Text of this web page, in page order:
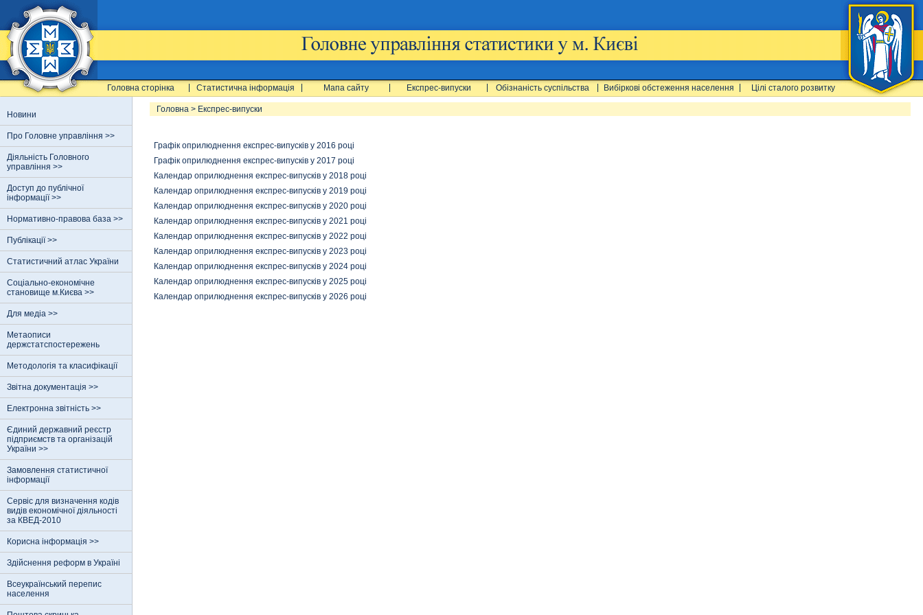
Головна сторінка Статистична інформація Мапа сайту Експрес-випуски Обізнаність суспільства Вибіркові обстеження населення Цілі сталого розвитку
Новини
Про Головне управління >>
Діяльність Головного
управління >>
Доступ до публічної
інформації >>
Нормативно-правова база >>
Публікації >>
Статистичний атлас України
Соціально-економічне
становище м.Києва >>
Для медіа >>
Метаописи
держстатспостережень
Методологія та класифікації
Звітна документація >>
Електронна звітність >>
Єдиний державний реєстр
пiдприємств та органiзацiй
України >>
Замовлення статистичної
інформації
Сервіс для визначення кодів
видів економічної діяльності
за КВЕД-2010
Корисна інформація >>
Здійснення реформ в Україні
Всеукраїнський перепис
населення
Головна > Експрес-випуски
Графік оприлюднення експрес-випусків у 2016 році
Графік оприлюднення експрес-випусків у 2017 році
Календар оприлюднення експрес-випусків у 2018 році
Календар оприлюднення експрес-випусків у 2019 році
Календар оприлюднення експрес-випусків у 2020 році
Календар оприлюднення експрес-випусків у 2021 році
Календар оприлюднення експрес-випусків у 2022 році
Календар оприлюднення експрес-випусків у 2023 році
Календар оприлюднення експрес-випусків у 2024 році
Календар оприлюднення експрес-випусків у 2025 році
Календар оприлюднення експрес-випусків у 2026 році